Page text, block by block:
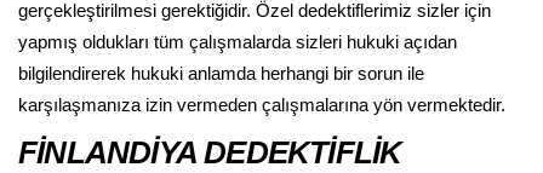
gerçekleştirilmesi gerektiğidir. Özel dedektiflerimiz sizler için
yapmış oldukları tüm çalışmalarda sizleri hukuki açıdan
bilgilendirerek hukuki anlamda herhangi bir sorun ile
karşılaşmanıza izin vermeden çalışmalarına yön vermektedir.
FİNLANDİYA DEDEKTİFLİK